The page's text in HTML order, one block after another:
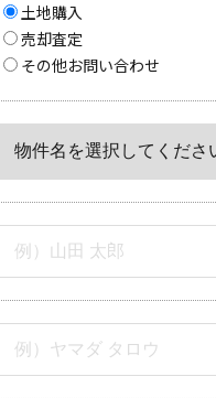
土地購入
売却査定
その他お問い合わせ